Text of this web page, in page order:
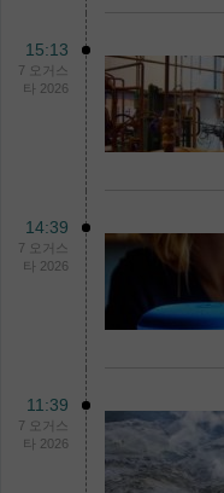
15:13
7 오거스
타 2026
14:39
7 오거스
타 2026
11:39
7 오거스
타 2026